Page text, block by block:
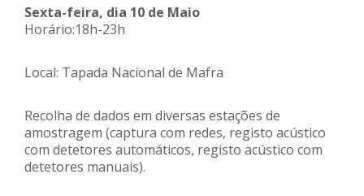
Sexta-feira, dia 10 de Maio
Horário:18h-23h
Local: Tapada Nacional de Mafra
Recolha de dados em diversas estações de
amostragem (captura com redes, registo acústico
com detetores automáticos, registo acústico com
detetores manuais).